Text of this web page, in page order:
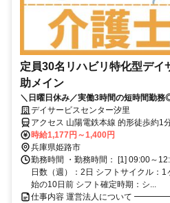
定員30名リハビリ特化型デイ
助メイン
＼日曜日休み／実働3時間の短時間勤務
｜週2日～相談OK｜駅チカで便利
デイサービスセンター汐里
アクセス 山陽電鉄本線 的形徒歩約1
約19分、山陽電鉄本線 八家徒歩約28
線「的形」駅より徒歩5分
時給1,177円～1,400円
兵庫県姫路市
勤務時間 ・勤務時間： [1] 09:00～
日数（週）：2日 シフトサイクル：
始の10日前 シフト確定時期：シ...
仕事内容 運営法人について